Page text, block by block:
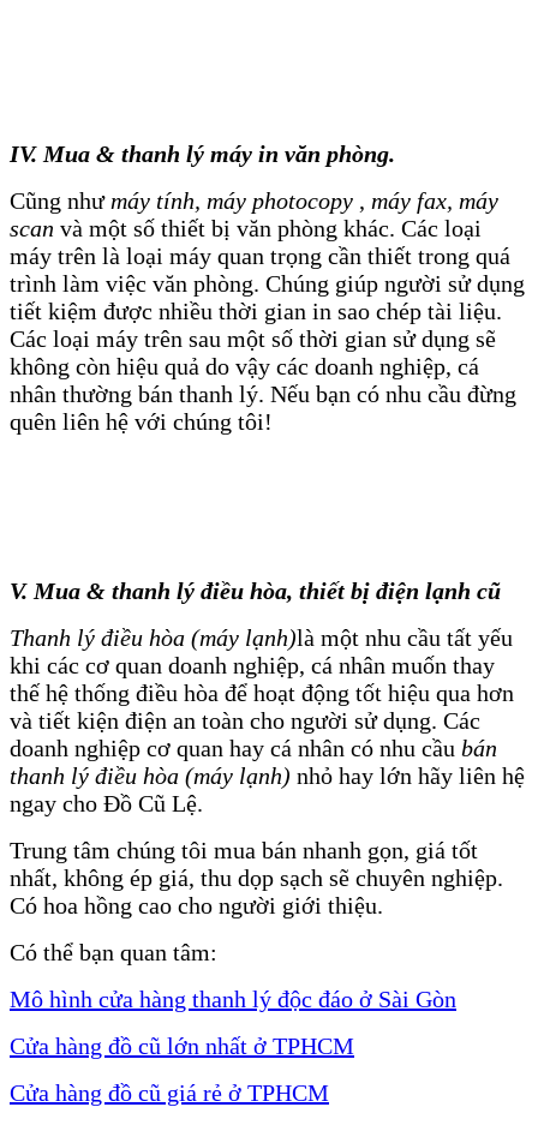
IV. Mua & thanh lý máy in văn phòng.
Cũng nhưmáy tính, máy photocopy , máy fax, máy
scan và một số thiết bị văn phòng khác. Các loại
máy trên là loại máy quan trọng cần thiết trong quá
trình làm việc văn phòng. Chúng giúp người sử dụng
tiết kiệm được nhiều thời gian in sao chép tài liệu.
Các loại máy trên sau một số thời gian sử dụng sẽ
không còn hiệu quả do vậy các doanh nghiệp, cá
nhân thường bán thanh lý. Nếu bạn có nhu cầu đừng
quên liên hệ với chúng tôi!
V. Mua & thanh lý điều hòa, thiết bị điện lạnh cũ
Thanh lý điều hòa (máy lạnh)là một nhu cầu tất yếu
khi các cơ quan doanh nghiệp, cá nhân muốn thay
thế hệ thống điều hòa để hoạt động tốt hiệu qua hơn
và tiết kiện điện an toàn cho người sử dụng. Các
doanh nghiệp cơ quan hay cá nhân có nhu cầu bán
thanh lý điều hòa (máy lạnh) nhỏ hay lớn hãy liên hệ
ngay cho Đồ Cũ Lệ.
Trung tâm chúng tôi mua bán nhanh gọn, giá tốt
nhất, không ép giá, thu dọp sạch sẽ chuyên nghiệp.
Có hoa hồng cao cho người giới thiệu.
Có thể bạn quan tâm:
Mô hình cửa hàng thanh lý độc đáo ở Sài Gòn
Cửa hàng đồ cũ lớn nhất ở TPHCM
Cửa hàng đồ cũ giá rẻ ở TPHCM